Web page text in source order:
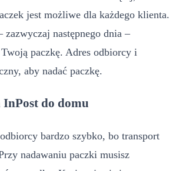
jest możliwe dla każdego klienta.
następnego dnia –
paczkę. Adres odbiorcy i
aby nadać paczkę.
do domu
bardzo szybko, bo transport
nadawaniu paczki musisz